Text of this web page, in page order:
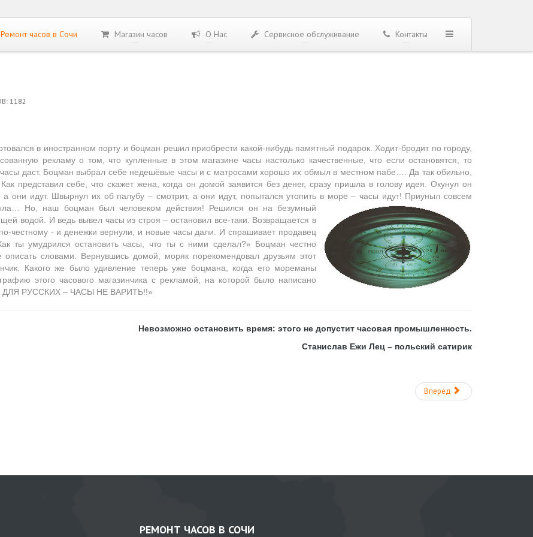
Ремонт часов в Сочи Магазин часов О Нас Сервисное обслуживание Контакты
1182
в иностранном порту и боцман решил приобрести какой-нибудь памятный подарок. Ходит-бродит по городу,
рекламу о том, что купленные в этом магазине часы настолько качественные, что если остановятся, то
даст. Боцман выбрал себе недешёвые часы и с матросами хорошо их обмыл в местном пабе…. Да так обильно,
представил себе, что скажет жена, когда он домой заявится без денег, сразу пришла в голову идея. Окунул он
а они идут. Швырнул их об палубу – смотрит, а они идут, попытался утопить в море – часы идут! Приуныл совсем
Но, наш боцман был человеком действия! Решился он на безумный
водой. И ведь вывел часы из строя – остановил все-таки. Возвращается в
честному - и денежки вернули, и новые часы дали. И спрашивает продавец
ты умудрился остановить часы, что ты с ними сделал?» Боцман честно
описать словами. Вернувшись домой, моряк порекомендовал друзьям этот
Какого же было удивление теперь уже боцмана, когда его мореманы
этого часового магазинчика с рекламой, на которой было написано
РУССКИХ – ЧАСЫ НЕ ВАРИТЬ!!»
Невозможно остановить время: этого не допустит часовая промышленность.
Станислав Ежи Лец – польский сатирик
Вперед
РЕМОНТ ЧАСОВ В СОЧИ